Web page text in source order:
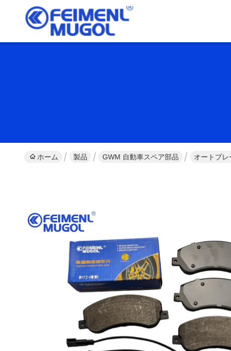
ホーム 製品 GWM 自動車スペア部品 オートブ